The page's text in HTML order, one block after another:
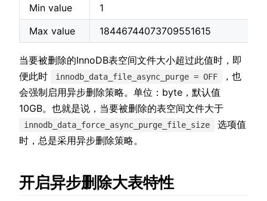
Min value
1
Max value
18446744073709551615
当要被删除的InnoDB表空间文件大小超过此值时，即
便此时
innodb_data_file_async_purge = OFF
，也
会强制启用异步删除策略。单位：byte，默认值
10GB。也就是说，当要被删除的表空间文件大于
innodb_data_force_async_purge_file_size
选项值
时，总是采用异步删除策略。
开启异步删除大表特性